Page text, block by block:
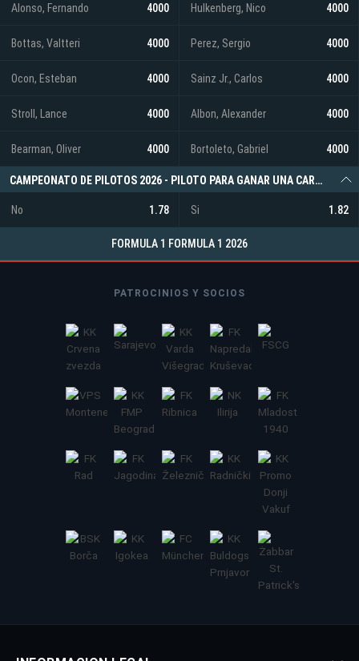
Alonso, Fernando 4000 Hulkenberg, Nico 4000
Bottas, Valtteri 4000 Perez, Sergio 4000
Ocon, Esteban 4000 Sainz Jr., Carlos 4000
Stroll, Lance 4000 Albon, Alexander 4000
Bearman, Oliver 4000 Bortoleto, Gabriel 4000
CAMPEONATO DE PILOTOS 2026 - PILOTO PARA GANAR UNA CARRERA - OSCAR PIASTRI
No 1.78 Si 1.82
FORMULA 1 FORMULA 1 2026
PATROCINIOS Y SOCIOS